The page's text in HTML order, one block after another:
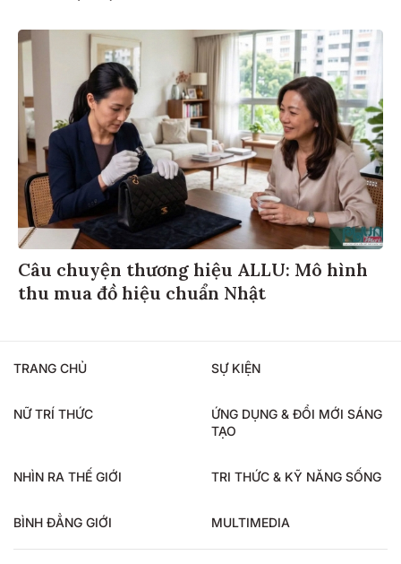
Câu chuyện thương hiệu ALLU: Mô hình
thu mua đồ hiệu chuẩn Nhật
TRANG CHỦ SỰ KIỆN
NỮ TRÍ THỨC
ỨNG DỤNG & ĐỔI MỚI SÁNG
TẠO
NHÌN RA THẾ GIỚI TRI THỨC & KỸ NĂNG SỐNG
BÌNH ĐẲNG GIỚI MULTIMEDIA